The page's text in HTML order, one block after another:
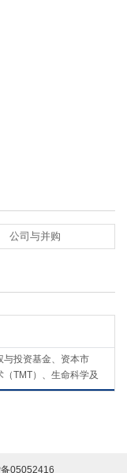
公司与并购
与投资基金、资本市
TMT）、生命科学及
理（ESG）
05052416